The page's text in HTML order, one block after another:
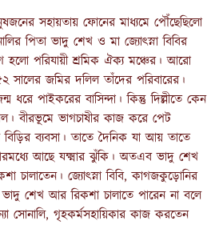
সহায়তায় ফোনের মাধ্যমে পৌঁছেছিলো
পিতা ভাদু শেখ ও মা জ্যোৎস্না বিবির
হলো পরিযায়ী শ্রমিক ঐক্য মঞ্চের। আরো
সালের জমির দলিল তাঁদের পরিবারের।
ধরে পাইকরের বাসিন্দা। কিন্তু দিল্লীতে কেন
বীরভূমে ভাগচাষীর কাজ করে পেট
ব্যবসা। তাতে দৈনিক যা আয় তাতে
আছে যক্ষ্মার ঝুঁকি। অতএব ভাদু শেখ
চালাতেন। জ্যোৎস্না বিবি, কাগজকুড়োনির
শেখ আর রিকশা চালাতে পারেন না বলে
সোনালি, গৃহকর্মসহায়িকার কাজ করতেন